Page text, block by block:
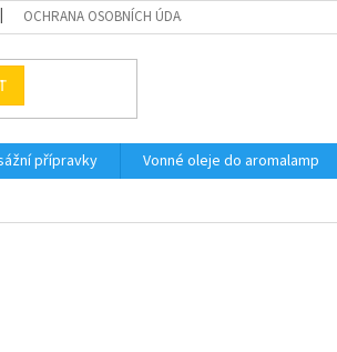
OCHRANA OSOBNÍCH ÚDAJŮ
přípravky Vonné oleje do aromalamp